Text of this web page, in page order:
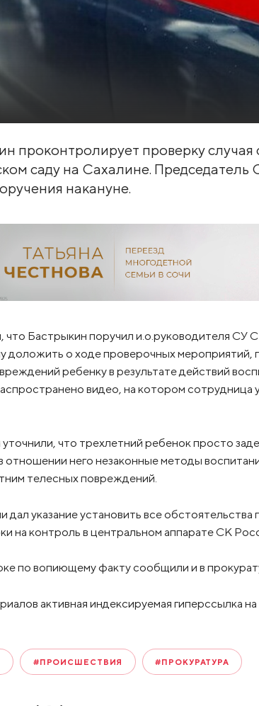
проконтролирует проверку случая
саду на Сахалине. Председатель
накануне.
Бастрыкин поручил и.о.руководителя СУ
доложить о ходе проверочных мероприятий,
ребенку в результате действий
видео, на котором сотрудница
что трехлетний ребенок просто
отношении него незаконные методы
телесных повреждений.
указание установить все обстоятельства
на контроль в центральном аппарате СК
по вопиющему факту сообщили и в
активная индексируемая гиперссылка на
#ПРОИСШЕСТВИЯ #ПРОКУРАТУРА